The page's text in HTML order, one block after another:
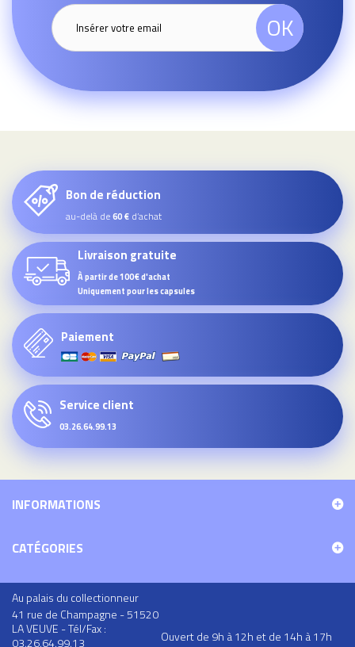
OK
Bon de réduction
au-delà de60 € d’achat
Livraison gratuite
À partir de 100€ d'achat
Uniquement pour les capsules
Paiement
Service client
03.26.64.99.13
INFORMATIONS
CATÉGORIES
Au palais du collectionneur
41 rue de Champagne - 51520
LA VEUVE - Tél/Fax :
03.26.64.99.13
Ouvert de 9h à 12h et de 14h à 17h